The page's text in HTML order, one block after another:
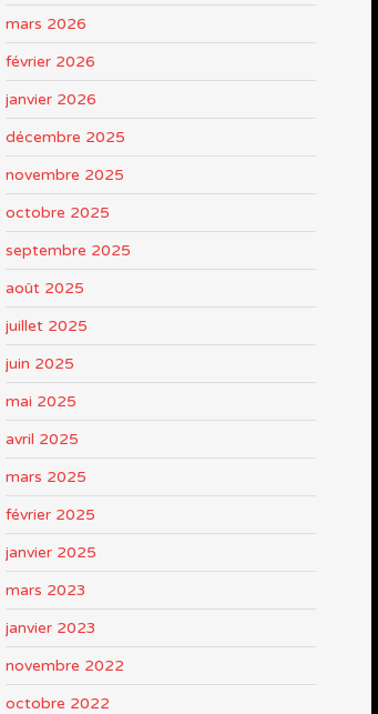
mars 2026
février 2026
janvier 2026
décembre 2025
novembre 2025
octobre 2025
septembre 2025
août 2025
juillet 2025
juin 2025
mai 2025
avril 2025
mars 2025
février 2025
janvier 2025
mars 2023
janvier 2023
novembre 2022
octobre 2022